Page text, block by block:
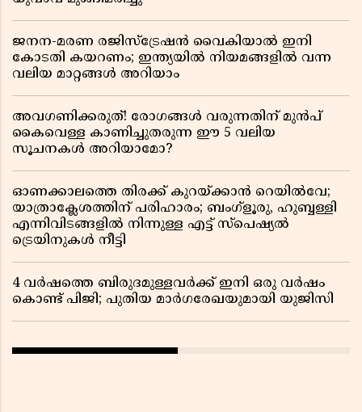
ജനന-മരണ രജിസ്ട്രേഷൻ വൈകിയാൽ ഇനി
കോടതി കയറണം; ഇന്ത്യയിൽ നിയമങ്ങളിൽ വന്ന
വലിയ മാറ്റങ്ങൾ അറിയാം
അവഗണിക്കരുത്! രോഗങ്ങൾ വരുന്നതിന് മുൻപ്
കൈവെള്ള കാണിച്ചുതരുന്ന ഈ 5 വലിയ
സൂചനകൾ അറിയാമോ?
ഓണക്കാലത്തെ തിരക്ക് കുറയ്ക്കാൻ റെയിൽവേ;
യാത്രാക്ലേശത്തിന് പരിഹാരം; ബംഗ്ളൂരു, ഹുബ്ബള്ളി
എന്നിവിടങ്ങളിൽ നിന്നുള്ള എട്ട് സ്പെഷ്യൽ
ട്രെയിനുകൾ നീട്ടി
4 വർഷത്തെ ബിരുദമുള്ളവർക്ക് ഇനി ഒരു വർഷം
കൊണ്ട് പിജി; പുതിയ മാർഗരേഖയുമായി യുജിസി